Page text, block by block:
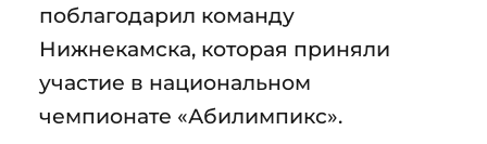
поблагодарил команду
Нижнекамска, которая приняли
участие в национальном
чемпионате «Абилимпикс».